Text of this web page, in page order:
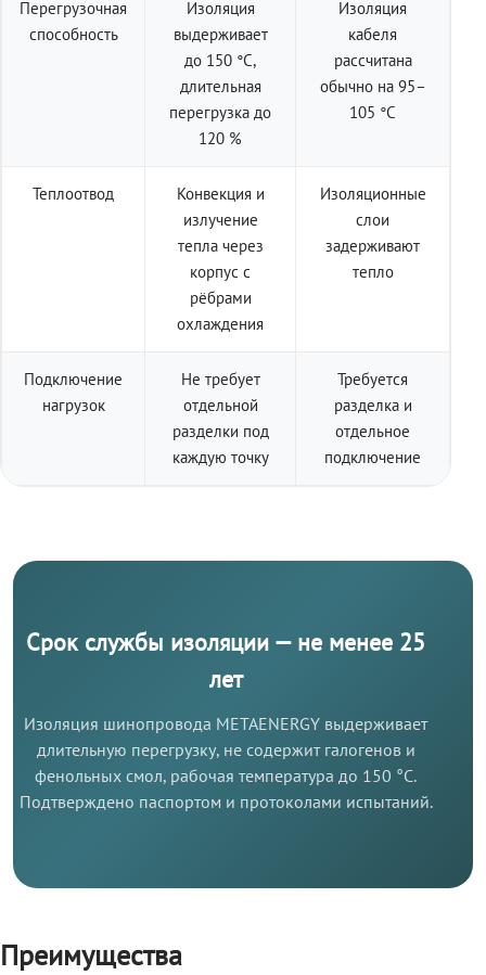
Перегрузочная
способность
Изоляция
выдерживает
до 150 °C,
длительная
перегрузка до
120 %
Изоляция
кабеля
рассчитана
обычно на 95–
105 °C
Теплоотвод
Конвекция и
излучение
тепла через
корпус с
рёбрами
охлаждения
Изоляционные
слои
задерживают
тепло
Подключение
нагрузок
Не требует
отдельной
разделки под
каждую точку
Требуется
разделка и
отдельное
подключение
Срок службы изоляции — не менее 25
лет
Изоляция шинопровода METAENERGY выдерживает
длительную перегрузку, не содержит галогенов и
фенольных смол, рабочая температура до 150 °C.
Подтверждено паспортом и протоколами испытаний.
Преимущества